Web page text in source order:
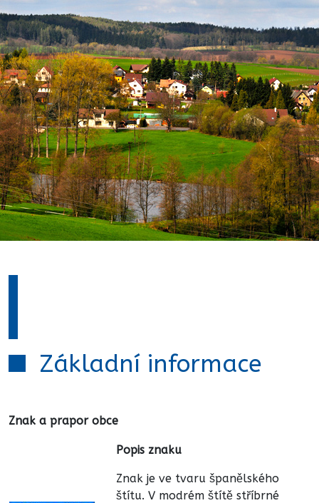
Základní informace
Znak a prapor obce
Popis znaku
Znak je ve tvaru španělského
štítu. V modrém štítě stříbrné